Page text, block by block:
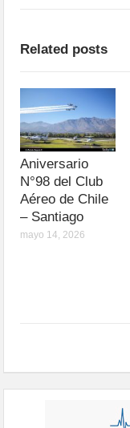
Related posts
Aniversario
N°98 del Club
Aéreo de Chile
– Santiago
mayo 14, 2026